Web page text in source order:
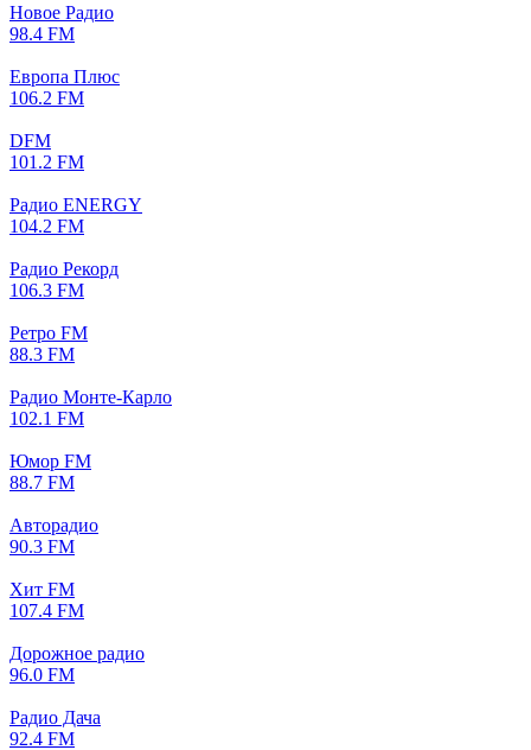
Новое Радио
98.4 FM
Европа Плюс
106.2 FM
DFM
101.2 FM
Радио ENERGY
104.2 FM
Радио Рекорд
106.3 FM
Ретро FM
88.3 FM
Радио Монте-Карло
102.1 FM
Юмор FM
88.7 FM
Авторадио
90.3 FM
Хит FM
107.4 FM
Дорожное радио
96.0 FM
Радио Дача
92.4 FM